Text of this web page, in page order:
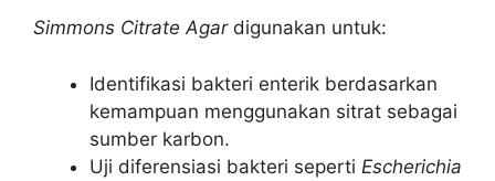
Simmons Citrate Agardigunakan untuk:
Identifikasi bakteri enterik berdasarkan
kemampuan menggunakan sitrat sebagai
sumber karbon.
Uji diferensiasi bakteri seperti Escherichia